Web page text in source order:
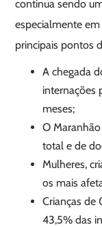
continua sendo
especialmente
principais pontos
A chegada
internações
meses;
O
total e de
Mulheres,
os mais
Crianças de
43,5% das